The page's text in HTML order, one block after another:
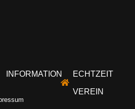
INFORMATION ECHTZEIT
VEREIN